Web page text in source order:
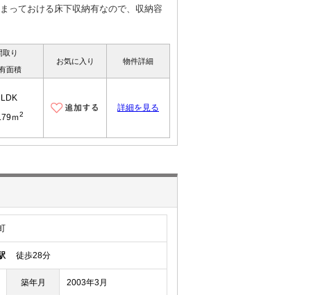
っておける床下収納有なので、収納容
取り
面積
お気に入り 物件詳細
ｍ2
詳細を見る
徒歩28分
築年月 2003年3月